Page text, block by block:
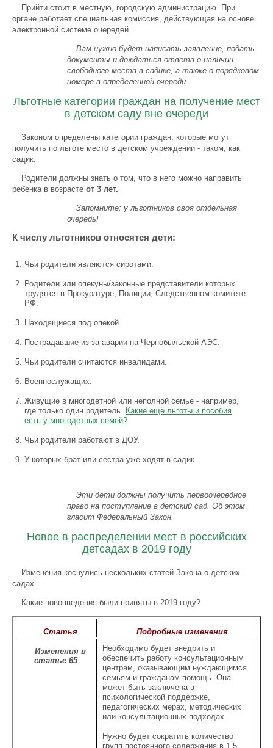
Прийти стоит в местную, городскую администрацию. При
органе работает специальная комиссия, действующая на основе
электронной системе очередей.
Вам нужно будет написать заявление, подать
документы и дождаться ответа о наличии
свободного места в садике, а также о порядковом
номере в определенной очереди.
Льготные категории граждан на получение мест
в детском саду вне очереди
Законом определены категории граждан, которые могут
получить по льготе место в детском учреждении - таком, как
садик.
Родители должны знать о том, что в него можно направить
ребенка в возрасте от 3 лет.
Запомните: у льготников своя отдельная
очередь!
К числу льготников относятся дети:
Чьи родители являются сиротами.
Родители или опекуны/законные представители которых
трудятся в Прокуратуре, Полиции, Следственном комитете
РФ.
Находящиеся под опекой.
Пострадавшие из-за аварии на Чернобыльской АЭС.
Чьи родители считаются инвалидами.
Военнослужащих.
Живущие в многодетной или неполной семье - например,
где только один родитель. Какие ещё льготы и пособия
есть у многодетных семей?
Чьи родители работают в ДОУ.
У которых брат или сестра уже ходят в садик.
Эти дети должны получить первоочередное
право на поступление в детский сад. Об этом
гласит Федеральный Закон.
Новое в распределении мест в российских
детсадах в 2019 году
Изменения коснулись нескольких статей Закона о детских
садах.
Какие нововведения были приняты в 2019 году?
Статья Подробные изменения
Изменения в
статье 65
Необходимо будет внедрить и
обеспечить работу консультационным
центрам, оказывающим нуждающимся
семьям и гражданам помощь. Она
может быть заключена в
психологической поддержке,
педагогических мерах, методических
или консультационных подходах.
Нужно будет сократить количество
групп постоянного содержания в 1,5